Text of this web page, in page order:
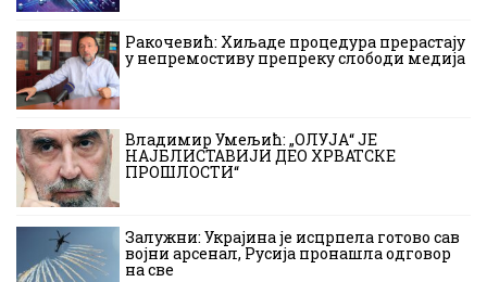
Ракочевић: Хиљаде процедура прерастају
у непремостиву препреку слободи медија
Владимир Умељић: „ОЛУЈА“ ЈЕ
НАЈБЛИСТАВИЈИ ДЕО ХРВАТСКЕ
ПРОШЛОСТИ“
Залужни: Украјина је исцрпела готово сав
војни арсенал, Русија пронашла одговор
на све